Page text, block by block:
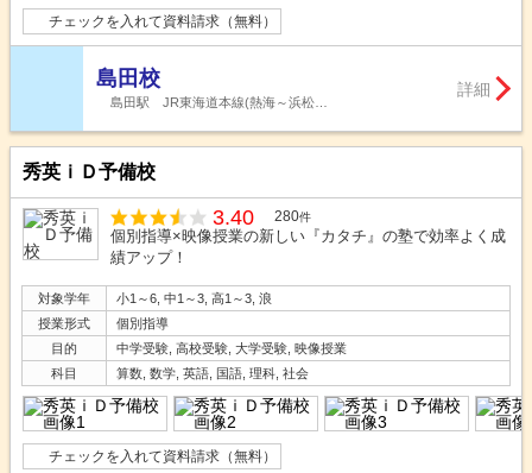
チェックを入れて資料請求（無料）
島田校
島田駅 JR東海道本線(熱海～浜松…
詳細
秀英ｉＤ予備校
3.40 280件
個別指導×映像授業の新しい『カタチ』の塾で効率よく成
績アップ！
対象学年
小1～6, 中1～3, 高1～3, 浪
授業形式
個別指導
目的
中学受験, 高校受験, 大学受験, 映像授業
科目
算数, 数学, 英語, 国語, 理科, 社会
チェックを入れて資料請求（無料）